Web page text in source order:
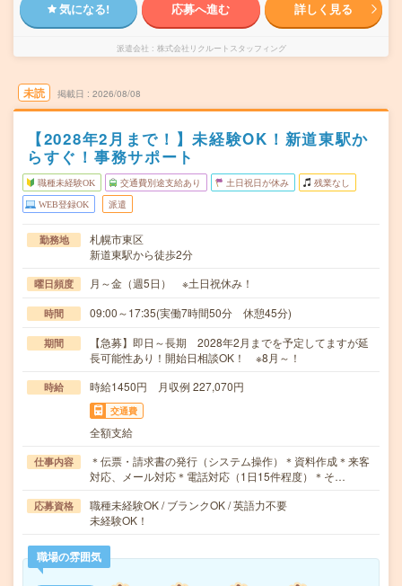
気になる! 応募へ進む 詳しく見る
派遣会社 株式会社リクルートスタッフィング
未読 掲載日 2026/08/08
【2028年2月まで！】未経験OK！新道東駅か
らすぐ！事務サポート
職種未経験OK 交通費別途支給あり 土日祝日が休み 残業なし
WEB登録OK 派遣
勤務地
札幌市東区
新道東駅から徒歩2分
曜日頻度 月～金（週5日） ※土日祝休み！
時間 09:00～17:35(実働7時間50分 休憩45分)
期間
【急募】即日～長期 2028年2月までを予定してますが延
長可能性あり！開始日相談OK！ ※8月～！
時給 時給1450円 月収例 227,070円
交通費
全額支給
仕事内容
＊伝票・請求書の発行（システム操作）＊資料作成＊来客
対応、メール対応＊電話対応（1日15件程度）＊そ…
応募資格
職種未経験OK / ブランクOK / 英語力不要
未経験OK！
職場の雰囲気